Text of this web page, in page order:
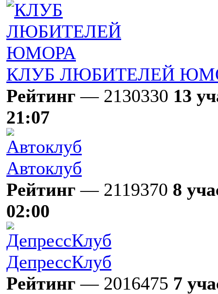
КЛУБ ЛЮБИТЕЛЕЙ
Рейтинг — 2130330 13
21:07
Автоклуб
Рейтинг — 2119370 8
02:00
ДепрессКлуб
Рейтинг — 2016475 7